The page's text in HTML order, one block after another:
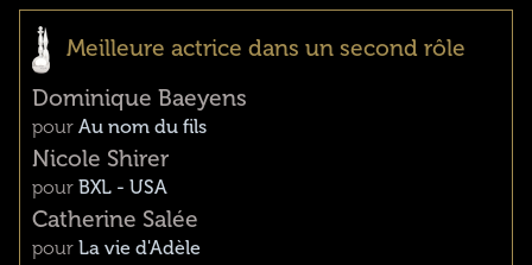
Meilleure actrice dans un second rôle
Dominique Baeyens
pour Au nom du fils
Nicole Shirer
pour BXL - USA
Catherine Salée
pour La vie d'Adèle